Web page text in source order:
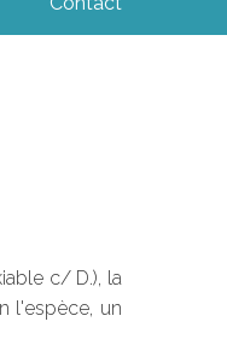
c/ D.), la
l'espèce, un